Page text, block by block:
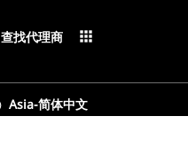
查找代理商 apps
Asia-简体中文